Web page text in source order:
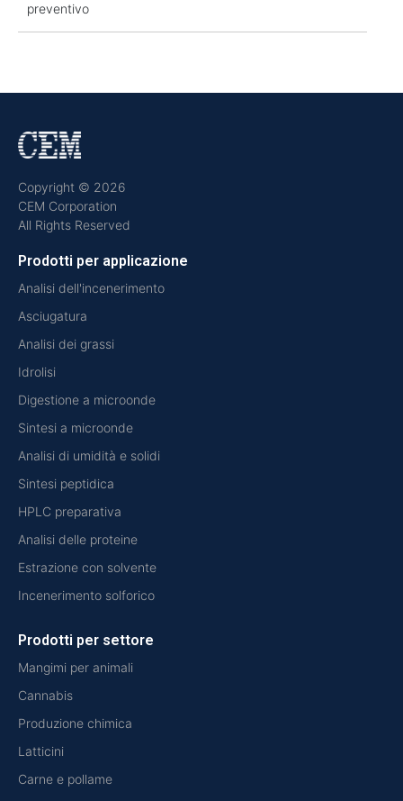
preventivo
Copyright © 2026
CEM Corporation
All Rights Reserved
Prodotti per applicazione
Analisi dell'incenerimento
Asciugatura
Analisi dei grassi
Idrolisi
Digestione a microonde
Sintesi a microonde
Analisi di umidità e solidi
Sintesi peptidica
HPLC preparativa
Analisi delle proteine
Estrazione con solvente
Incenerimento solforico
Prodotti per settore
Mangimi per animali
Cannabis
Produzione chimica
Latticini
Carne e pollame